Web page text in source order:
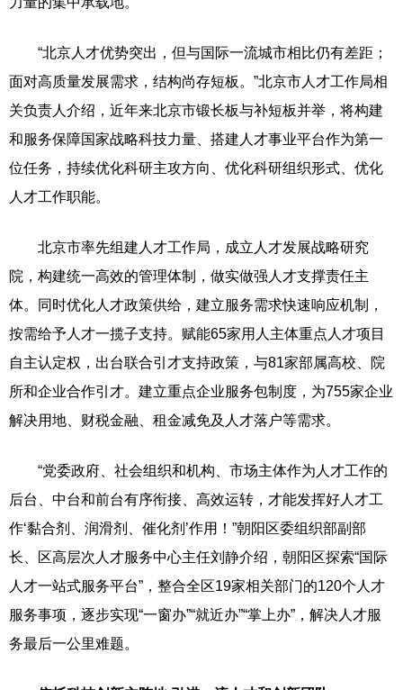
“北京人才优势突出，但与国际一流城市相比仍有差距；
面对高质量发展需求，结构尚存短板。”北京市人才工作局相
关负责人介绍，近年来北京市锻长板与补短板并举，将构建
和服务保障国家战略科技力量、搭建人才事业平台作为第一
位任务，持续优化科研主攻方向、优化科研组织形式、优化
人才工作职能。
北京市率先组建人才工作局，成立人才发展战略研究
院，构建统一高效的管理体制，做实做强人才支撑责任主
体。同时优化人才政策供给，建立服务需求快速响应机制，
按需给予人才一揽子支持。赋能65家用人主体重点人才项目
自主认定权，出台联合引才支持政策，与81家部属高校、院
所和企业合作引才。建立重点企业服务包制度，为755家企业
解决用地、财税金融、租金减免及人才落户等需求。
“党委政府、社会组织和机构、市场主体作为人才工作的
后台、中台和前台有序衔接、高效运转，才能发挥好人才工
作‘黏合剂、润滑剂、催化剂’作用！”朝阳区委组织部副部
长、区高层次人才服务中心主任刘静介绍，朝阳区探索“国际
人才一站式服务平台”，整合全区19家相关部门的120个人才
服务事项，逐步实现“一窗办”“就近办”“掌上办”，解决人才服
务最后一公里难题。